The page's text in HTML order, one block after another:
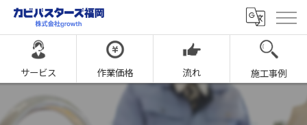
サービス 作業価格 流れ 施工事例